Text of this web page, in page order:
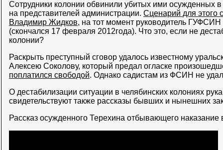
Сотрудники колонии обвинили убитых ими осужденных
на представителей администрации. Сценарий для этого
Владимир Жидков, на тот момент руководитель ГУФСИН
(скончался 17 февраля 2012года). Что это, если не
колонии?
Раскрыть преступный сговор удалось известному
Алексею Соколову, который предал огласке
поплатился свободой. Однако садистам из ФСИН не
О дестабилизации ситуации в челябинских колониях
свидетельствуют также рассказы бывших и нынешних
Рассказ осужденного Терехина отбывающего